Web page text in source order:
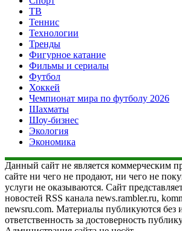
ТВ
Теннис
Технологии
Тренды
Фигурное катание
Фильмы и сериалы
Футбол
Хоккей
Чемпионат мира по футболу 2026
Шахматы
Шоу-бизнес
Экология
Экономика
Данный сайт не является коммерческим
сайте ни чего не продают, ни чего не
услуги не оказываются. Сайт
новостей RSS канала news.rambler.ru,
newsru.com. Материалы публикуются без
ответственность за достоверность